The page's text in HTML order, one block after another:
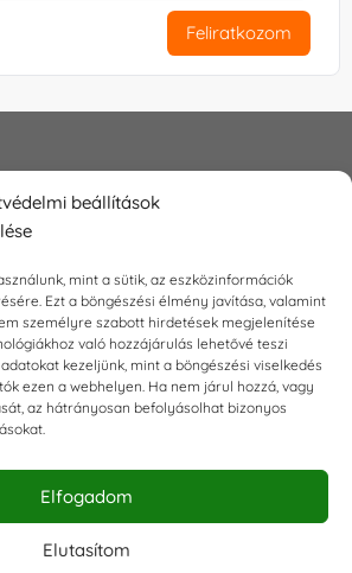
beállítások
mint a sütik, az eszközinformációk
Ezt a böngészési élmény javítása, valamint
személyre szabott hirdetések megjelenítése
való hozzájárulás lehetővé teszi
kezeljünk, mint a böngészési viselkedés
ezen a webhelyen. Ha nem járul hozzá, vagy
az hátrányosan befolyásolhat bizonyos
Elfogadom
Elutasítom
Feliratkozom
feltételek